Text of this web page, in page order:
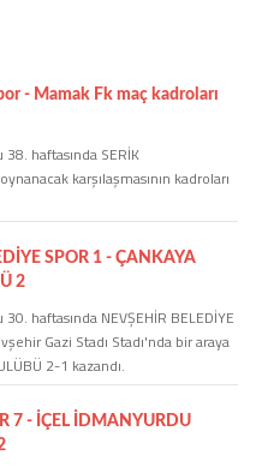
- Mamak Fk maç kadroları
haftasında SERİK
karşılaşmasının kadroları
SPOR 1 - ÇANKAYA
2
haftasında NEVŞEHİR BELEDİYE
Gazi Stadı Stadı'nda bir araya
2-1 kazandı.
7 - İÇEL İDMANYURDU